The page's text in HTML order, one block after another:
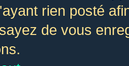
rien posté
de vous